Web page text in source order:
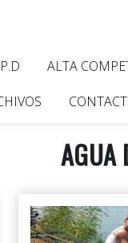
ALTA
AGUA